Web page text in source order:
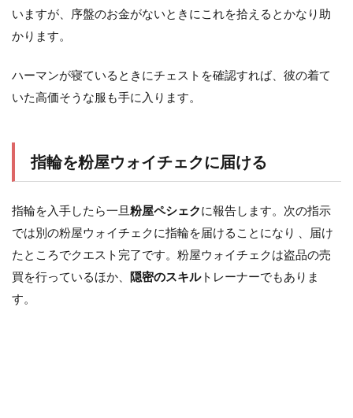
いますが、序盤のお金がないときにこれを拾えるとかなり助
かります。
ハーマンが寝ているときにチェストを確認すれば、彼の着て
いた高価そうな服も手に入ります。
指輪を粉屋ウォイチェクに届ける
指輪を入手したら一旦粉屋ペシェクに報告します。次の指示
では別の粉屋ウォイチェクに指輪を届けることになり 、届け
たところでクエスト完了です。粉屋ウォイチェクは盗品の売
買を行っているほか、
隠密のスキルトレーナーでもありま
す。